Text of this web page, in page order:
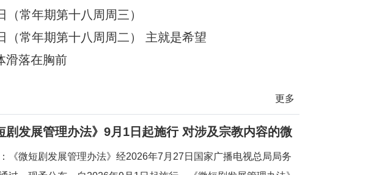
（常年期第十八周周三）
（常年期第十八周周二） 主就是希望
滑落在胸前
更多
剧发展管理办法》9月1日起施行 对涉及宗教内容的微
《微短剧发展管理办法》经2026年7月27日国家广播电视总局局务